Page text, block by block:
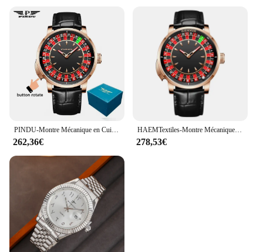
PINDU-Montre Mécanique en Cuir pour Homme, Bouton Européen, Roulette Fun Game, Verre Saphir NH35A, Cadran Diamant, P6628, Nouvelle Collection
262,36€
HAEMTextiles-Montre Mécanique pour Homme, Acier Inoxydable NH35, Bouton Poussoir, Roulette Rotative, Verre Saphir, Étanche
278,53€